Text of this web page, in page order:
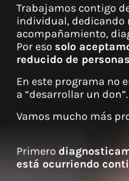
Trabajamos contigo
individual, dedicando
acompañamiento,
Por eso solo
reducido de personas
En este programa no
a “desarrollar un don”.
Vamos mucho más
Primero
está ocurriendo